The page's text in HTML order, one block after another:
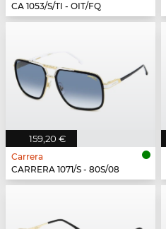
CA 1053/S/TI - OIT/FQ
159,20 €
Carrera
CARRERA 1071/S - 80S/08